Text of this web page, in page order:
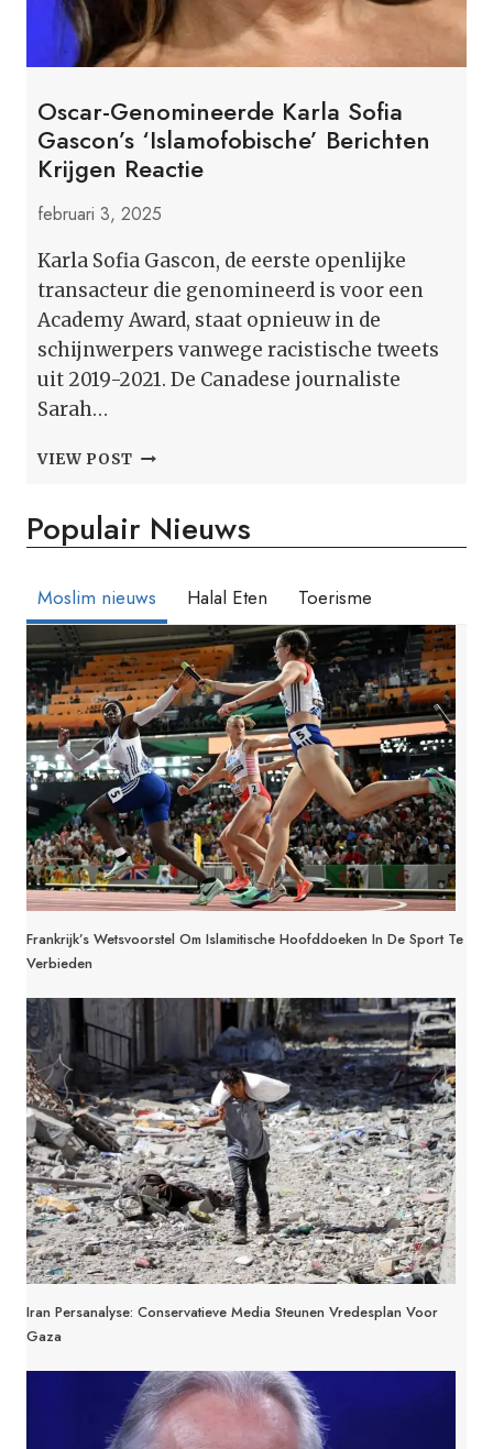
Oscar-Genomineerde Karla Sofia
Gascon’s ‘islamofobische’ Berichten
Krijgen Reactie
februari 3, 2025
Karla Sofia Gascon, de eerste openlijke
transacteur die genomineerd is voor een
Academy Award, staat opnieuw in de
schijnwerpers vanwege racistische tweets
uit 2019-2021. De Canadese journaliste
Sarah…
VIEW POST OSCAR-
SOFIA
GASCON’S
BERICHTEN
KRIJGEN
REACTIE
Populair Nieuws
Moslim nieuws Halal Eten Toerisme
Frankrijk’s Wetsvoorstel Om Islamitische Hoofddoeken In De Sport Te
Verbieden
Iran Persanalyse: Conservatieve Media Steunen Vredesplan Voor
Gaza